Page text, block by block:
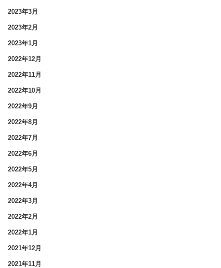
2023年3月
2023年2月
2023年1月
2022年12月
2022年11月
2022年10月
2022年9月
2022年8月
2022年7月
2022年6月
2022年5月
2022年4月
2022年3月
2022年2月
2022年1月
2021年12月
2021年11月